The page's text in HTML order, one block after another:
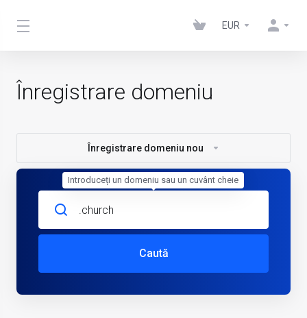
EUR
Înregistrare domeniu
Înregistrare domeniu nou
Caută
Introduceți un domeniu sau un cuvânt cheie